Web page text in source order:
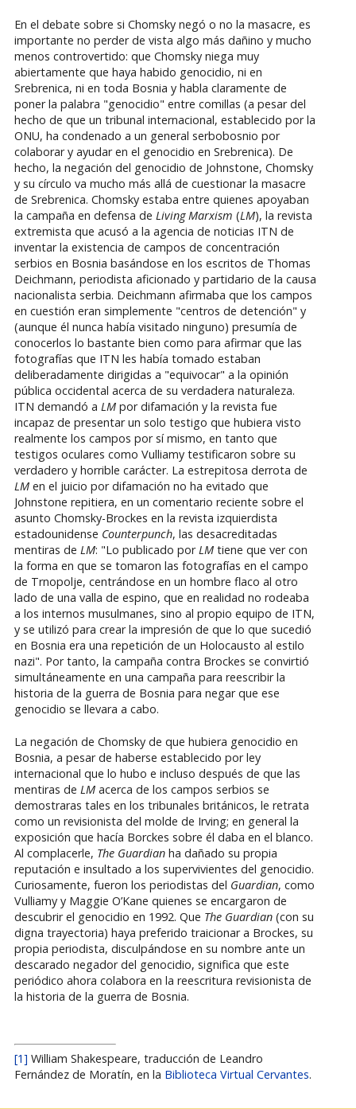
En el debate sobre si Chomsky negó o no la masacre, es
importante no perder de vista algo más dañino y mucho
menos controvertido: que Chomsky niega muy
abiertamente que haya habido genocidio, ni en
Srebrenica, ni en toda Bosnia y habla claramente de
poner la palabra "genocidio" entre comillas (a pesar del
hecho de que un tribunal internacional, establecido por la
ONU, ha condenado a un general serbobosnio por
colaborar y ayudar en el genocidio en Srebrenica). De
hecho, la negación del genocidio de Johnstone, Chomsky
y su círculo va mucho más allá de cuestionar la masacre
de Srebrenica. Chomsky estaba entre quienes apoyaban
la campaña en defensa de Living Marxism (LM), la revista
extremista que acusó a la agencia de noticias ITN de
inventar la existencia de campos de concentración
serbios en Bosnia basándose en los escritos de Thomas
Deichmann, periodista aficionado y partidario de la causa
nacionalista serbia. Deichmann afirmaba que los campos
en cuestión eran simplemente "centros de detención" y
(aunque él nunca había visitado ninguno) presumía de
conocerlos lo bastante bien como para afirmar que las
fotografías que ITN les había tomado estaban
deliberadamente dirigidas a "equivocar" a la opinión
pública occidental acerca de su verdadera naturaleza.
ITN demandó a LM por difamación y la revista fue
incapaz de presentar un solo testigo que hubiera visto
realmente los campos por sí mismo, en tanto que
testigos oculares como Vulliamy testificaron sobre su
verdadero y horrible carácter. La estrepitosa derrota de
LM en el juicio por difamación no ha evitado que
Johnstone repitiera, en un comentario reciente sobre el
asunto Chomsky-Brockes en la revista izquierdista
estadounidense Counterpunch, las desacreditadas
mentiras de LM: "Lo publicado por LM tiene que ver con
la forma en que se tomaron las fotografías en el campo
de Trnopolje, centrándose en un hombre flaco al otro
lado de una valla de espino, que en realidad no rodeaba
a los internos musulmanes, sino al propio equipo de ITN,
y se utilizó para crear la impresión de que lo que sucedió
en Bosnia era una repetición de un Holocausto al estilo
nazi". Por tanto, la campaña contra Brockes se convirtió
simultáneamente en una campaña para reescribir la
historia de la guerra de Bosnia para negar que ese
genocidio se llevara a cabo.
La negación de Chomsky de que hubiera genocidio en
Bosnia, a pesar de haberse establecido por ley
internacional que lo hubo e incluso después de que las
mentiras de LM acerca de los campos serbios se
demostraras tales en los tribunales británicos, le retrata
como un revisionista del molde de Irving; en general la
exposición que hacía Borckes sobre él daba en el blanco.
Al complacerle, The Guardianha dañado su propia
reputación e insultado a los supervivientes del genocidio.
Curiosamente, fueron los periodistas del Guardian, como
Vulliamy y Maggie O’Kane quienes se encargaron de
descubrir el genocidio en 1992. Que The Guardian(con su
digna trayectoria) haya preferido traicionar a Brockes, su
propia periodista, disculpándose en su nombre ante un
descarado negador del genocidio, significa que este
periódico ahora colabora en la reescritura revisionista de
la historia de la guerra de Bosnia.
[1] William Shakespeare, traducción de Leandro
Fernández de Moratín, en la Biblioteca Virtual Cervantes.